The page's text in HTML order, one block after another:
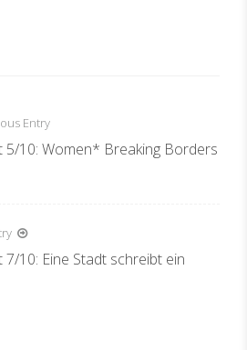
Entry
5/10: Women* Breaking Borders
7/10: Eine Stadt schreibt ein